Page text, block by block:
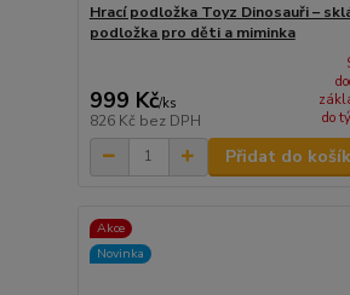
Hrací podložka Toyz Dinosauři –
podložka pro děti a miminka
999 Kč/ks
826 Kč bez DPH
do
Přidat do
Akce
Novinka